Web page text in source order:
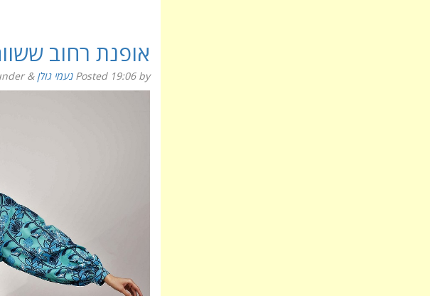
אופנת רחוב
Posted 19:06by נעמי גולן &
filed under